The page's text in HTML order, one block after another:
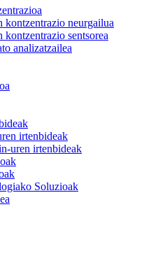
kontzentrazio neurgailua
sentsorea
analizatzailea
irtenbideak
uren irtenbideak
Soluzioak